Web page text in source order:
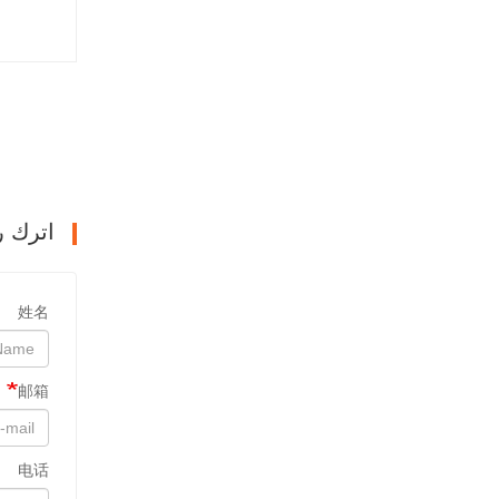
姓名
邮箱
电话